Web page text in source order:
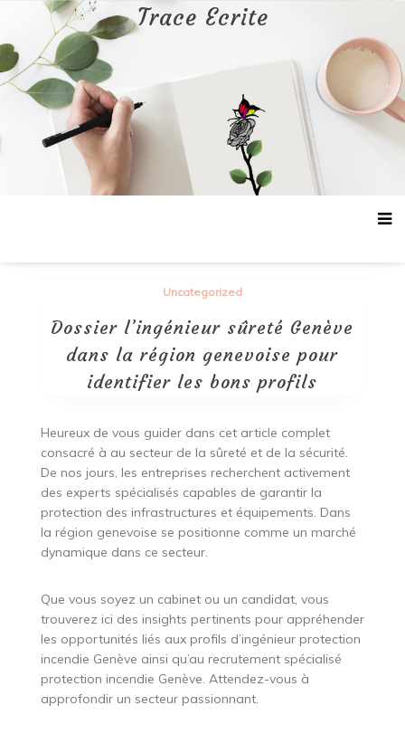
contenu
Trace Ecrite
Uncategorized
Dossier l’ingénieur sûreté Genève
dans la région genevoise pour
identifier les bons profils
Heureux de vous guider dans cet article complet
consacré à au secteur de la sûreté et de la sécurité.
De nos jours, les entreprises recherchent activement
des experts spécialisés capables de garantir la
protection des infrastructures et équipements. Dans
la région genevoise se positionne comme un marché
dynamique dans ce secteur.
Que vous soyez un cabinet ou un candidat, vous
trouverez ici des insights pertinents pour appréhender
les opportunités liés aux profils d’ingénieur protection
incendie Genève ainsi qu’au recrutement spécialisé
protection incendie Genève. Attendez-vous à
approfondir un secteur passionnant.